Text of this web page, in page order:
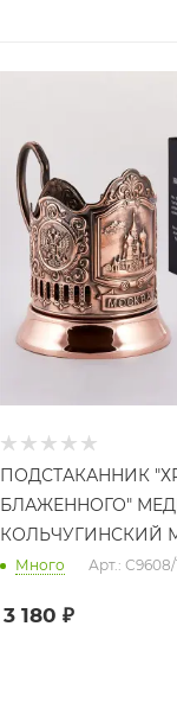
ПОДСТАКАННИК
БЛАЖЕННОГО"
КОЛЬЧУГИНСКИЙ
Много Арт.: С9608/
3 180 ₽